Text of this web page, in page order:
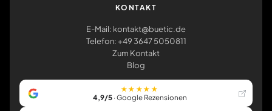
KONTAKT
E-Mail: kontakt@buetic.de
Telefon: +49 3647 5050811
Zum Kontakt
Blog
★★★★★
4,9/5· Google Rezensionen